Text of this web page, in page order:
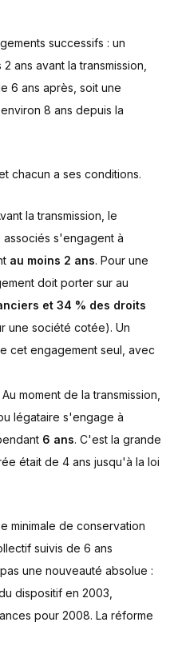
successifs : un
ans avant la transmission,
6 ans après, soit une
8 ans depuis la
chacun a ses conditions.
la transmission, le
associés s'engagent à
au moins 2 ans. Pour une
doit porter sur au
et 34 % des droits
une société cotée). Un
cet engagement seul, avec
Au moment de la transmission,
légataire s'engage à
6 ans. C'est la grande
était de 4 ans jusqu'à la loi
minimale de conservation
suivis de 6 ans
une nouveauté absolue :
dispositif en 2003,
pour 2008. La réforme